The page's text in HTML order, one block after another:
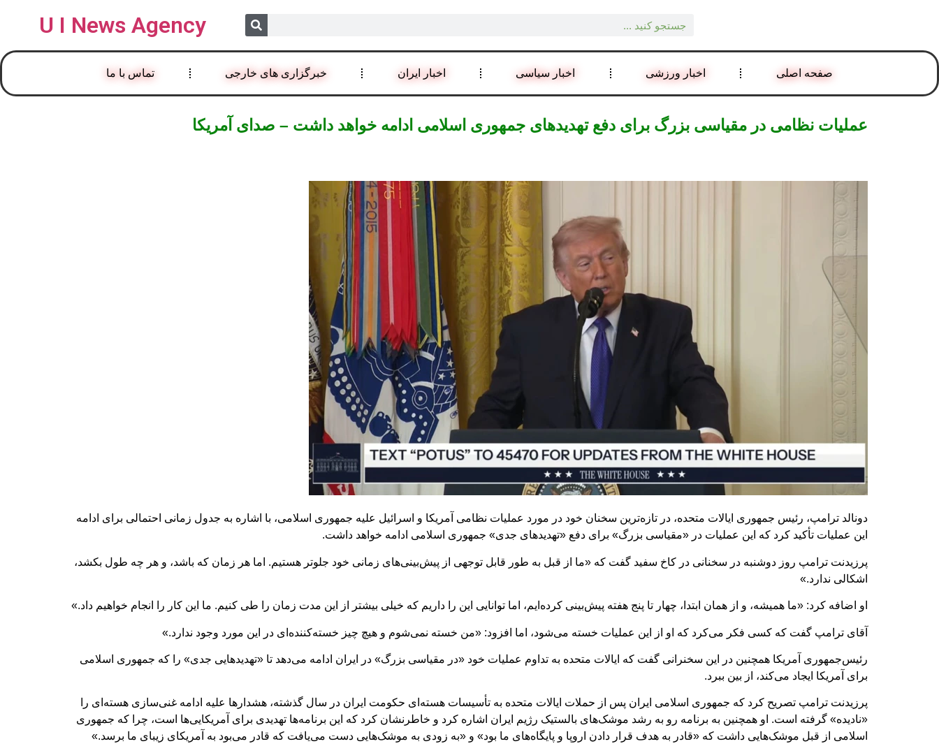
U I News Agency
صفحه اصلی اخبار ورزشی اخبار سیاسی اخبار ایران خبرگزاری های خارجی تماس با ما
عملیات نظامی در مقیاسی بزرگ برای دفع تهدیدهای جمهوری اسلامی ادامه خواهد داشت – صدای آمریکا
دونالد ترامپ، رئیس‌ جمهوری ایالات متحده، در تازه‌ترین سخنان خود در مورد عملیات نظامی آمریکا و اسرائیل علیه جمهوری اسلامی، با اشاره به جدول زمانی احتمالی برای ادامه
این عملیات تأکید کرد که این عملیات در «مقیاسی بزرگ» برای دفع «تهدیدهای جدی» جمهوری اسلامی ادامه خواهد داشت.
پرزیدنت ترامپ روز دوشنبه در سخنانی در کاخ سفید گفت که «ما از قبل به طور قابل توجهی از پیش‌بینی‌های زمانی خود جلوتر هستیم. اما هر زمان که باشد، و هر چه طول بکشد،
اشکالی ندارد.»
او اضافه کرد: «ما همیشه، و از همان ابتدا، چهار تا پنج هفته پیش‌بینی کرده‌ایم، اما توانایی این را داریم که خیلی بیشتر از این مدت زمان را طی کنیم. ما این کار را انجام خواهیم داد.»
آقای ترامپ گفت که کسی فکر می‌کرد که او از این عملیات خسته می‌شود، اما افزود: «من خسته نمی‌شوم و هیچ چیز خسته‌کننده‌ای در این مورد وجود ندارد.»
رئیس‌جمهوری آمریکا همچنین در این سخنرانی گفت که ایالات متحده به تداوم عملیات خود «در مقیاسی بزرگ» در ایران ادامه می‌دهد تا «تهدیدهایی جدی» را که جمهوری اسلامی
برای آمریکا ایجاد می‌کند، از بین ببرد.
پرزیدنت ترامپ تصریح کرد که جمهوری اسلامی ایران پس از حملات ایالات متحده به تأسیسات هسته‌ای حکومت ایران در سال گذشته، هشدارها علیه ادامه غنی‌سازی هسته‌ای را
«نادیده» گرفته است. او همچنین به برنامه رو به رشد موشک‌های بالستیک رژیم ایران اشاره کرد و خاطرنشان کرد که این برنامه‌ها تهدیدی برای آمریکایی‌ها است، چرا که جمهوری
اسلامی از قبل موشک‌هایی داشت که «قادر به هدف قرار دادن اروپا و پایگاه‌های ما بود» و «به زودی به موشک‌هایی دست می‌یافت که قادر می‌بود به آمریکای زیبای ما برسد.»